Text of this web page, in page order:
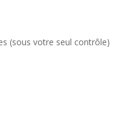
(sous votre seul contrôle)